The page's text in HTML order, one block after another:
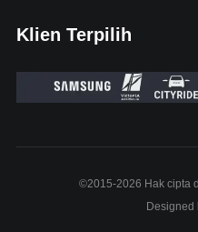
Klien Terpilih
©2015-2026 Hak cipta
Designed